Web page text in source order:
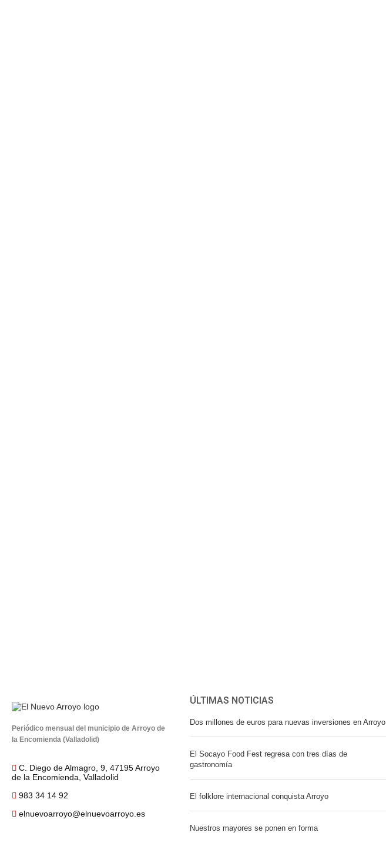
Periódico mensual del municipio de Arroyo de
la Encomienda (Valladolid)
C. Diego de Almagro, 9, 47195 Arroyo
de la Encomienda, Valladolid
983 34 14 92
elnuevoarroyo@elnuevoarroyo.es
ÚLTIMAS NOTICIAS
Dos millones de euros para nuevas inversiones en Arroyo
El Socayo Food Fest regresa con tres días de
gastronomía
El folklore internacional conquista Arroyo
Nuestros mayores se ponen en forma